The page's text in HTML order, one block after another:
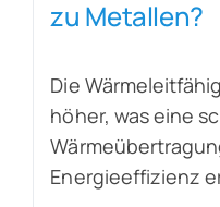
zu Metallen?
Die
höher, was eine
Energieeffizienz